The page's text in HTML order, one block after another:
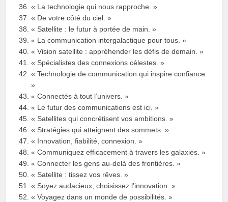
« La technologie qui nous rapproche. »
« De votre côté du ciel. »
« Satellite : le futur à portée de main. »
« La communication intergalactique pour tous. »
« Vision satellite : appréhender les défis de demain. »
« Spécialistes des connexions célestes. »
« Technologie de communication qui inspire confiance.
»
« Connectés à tout l’univers. »
« Le futur des communications est ici. »
« Satellites qui concrétisent vos ambitions. »
« Stratégies qui atteignent des sommets. »
« Innovation, fiabilité, connexion. »
« Communiquez efficacement à travers les galaxies. »
« Connecter les gens au-delà des frontières. »
« Satellite : tissez vos rêves. »
« Soyez audacieux, choisissez l’innovation. »
« Voyagez dans un monde de possibilités. »